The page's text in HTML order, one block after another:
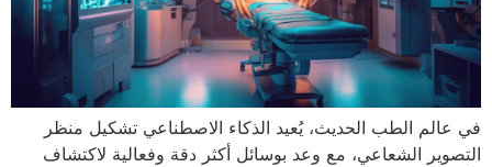
في عالم الطب الحديث، يُعيد الذكاء الاصطناعي تشكيل منظر
التصوير الشعاعي، مع وعد بوسائل أكثر دقة وفعالية لاكتشاف